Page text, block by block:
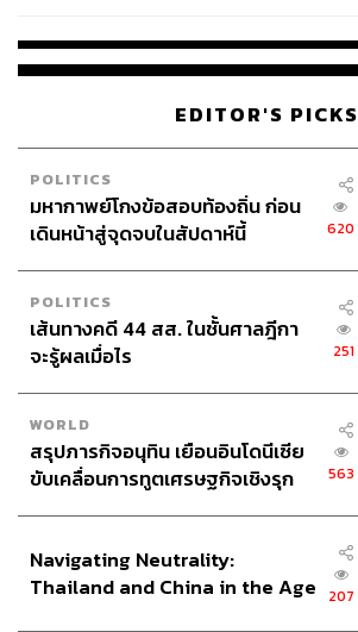
EDITOR'S PICKS
POLITICS
มหากาพย์โกงข้อสอบท้องถิ่น ก่อน
เดินหน้าสู่จุดจบในสัปดาห์นี้
620
POLITICS
เส้นทางคดี 44 สส. ในชั้นศาลฎีกา
จะรู้ผลเมื่อไร
251
WORLD
สรุปภารกิจอนุทิน เยือนอินโดนีเซีย
ขับเคลื่อนการทูตเศรษฐกิจเชิงรุก
563
Navigating Neutrality:
Thailand and China in the Age
207